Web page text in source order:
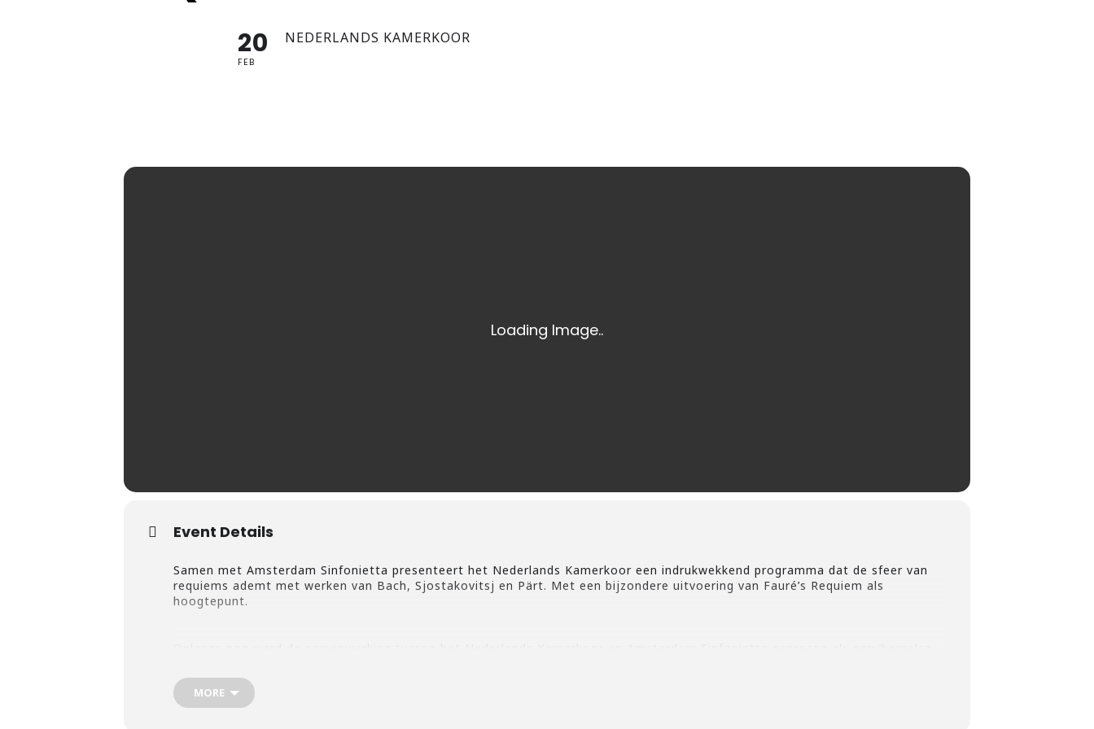
20
FEB
NEDERLANDS KAMERKOOR
Event Details
Samen met Amsterdam Sinfonietta presenteert het Nederlands Kamerkoor een indrukwekkend programma dat de sfeer van
requiems ademt met werken van Bach, Sjostakovitsj en Pärt. Met een bijzondere uitvoering van Fauré’s Requiem als
hoogtepunt.
maakte.
MORE